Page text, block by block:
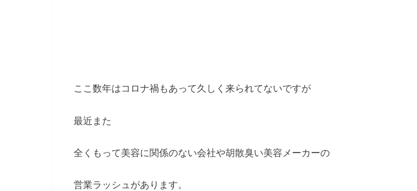
ここ数年はコロナ禍もあって久しく来られてないですが
最近また
全くもって美容に関係のない会社や胡散臭い美容メーカーの
営業ラッシュがあります。